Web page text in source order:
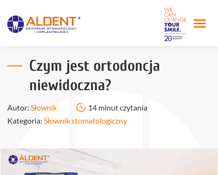
Czym jest ortodoncja
niewidoczna?
Autor: Słownik
14 minut czytania
Kategoria: Słownik stomatologiczny